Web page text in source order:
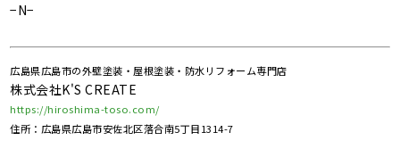
−N−
広島県広島市の外壁塗装・屋根塗装・防水リフォーム専門店
株式会社K'S CREATE
https://hiroshima-toso.com/
住所：広島県広島市安佐北区落合南5丁目1314-7